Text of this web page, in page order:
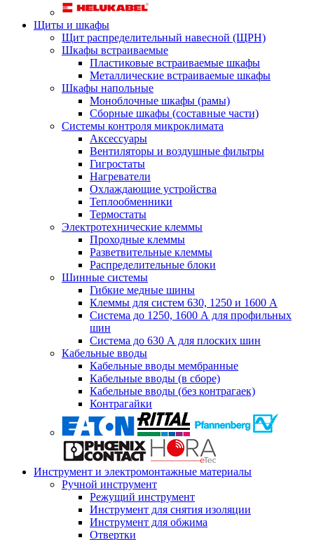
Щиты и шкафы
Щит распределительный навесной (ЩРН)
Шкафы встраиваемые
Пластиковые встраиваемые шкафы
Металлические встраиваемые шкафы
Шкафы напольные
Моноблочные шкафы (рамы)
Сборные шкафы (составные части)
Системы контроля микроклимата
Аксессуары
Вентиляторы и воздушные фильтры
Гигростаты
Нагреватели
Охлаждающие устройства
Теплообменники
Термостаты
Электротехнические клеммы
Проходные клеммы
Разветвительные клеммы
Распределительные блоки
Шинные системы
Гибкие медные шины
Клеммы для систем 630, 1250 и 1600 А
Система до 1250, 1600 А для профильных
шин
Система до 630 А для плоских шин
Кабельные вводы
Кабельные вводы мембранные
Кабельные вводы (в сборе)
Кабельные вводы (без контрагаек)
Контрагайки
Инструмент и электромонтажные материалы
Ручной инструмент
Режущий инструмент
Инструмент для снятия изоляции
Инструмент для обжима
Отвертки